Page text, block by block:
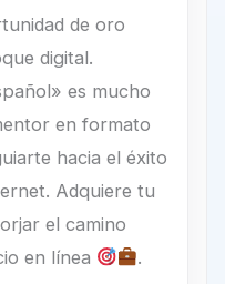
de oro
digital.
es mucho
en formato
hacia el éxito
Adquiere tu
el camino
en línea
.